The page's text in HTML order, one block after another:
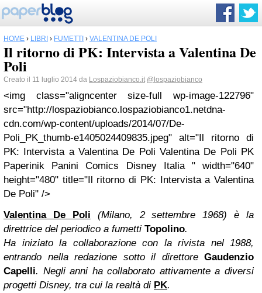
HOME › LIBRI › FUMETTI › VALENTINA DE POLI
Il ritorno di PK: Intervista a Valentina De
Poli
Creato il 11 luglio 2014 da Lospaziobianco.it @lospaziobianco
<img class="aligncenter size-full wp-image-122796"
src="http://lospaziobianco.lospaziobianco1.netdna-
cdn.com/wp-content/uploads/2014/07/De-
Poli_PK_thumb-e1405024409835.jpeg" alt="Il ritorno di
PK: Intervista a Valentina De Poli Valentina De Poli PK
Paperinik Panini Comics Disney Italia " width="640"
height="480" title="Il ritorno di PK: Intervista a Valentina
De Poli" />
Valentina De Poli
(Milano, 2 settembre 1968) è la
direttrice del periodico a fumetti Topolino.
Ha iniziato la collaborazione con la rivista nel 1988,
entrando nella redazione sotto il direttore Gaudenzio
Capelli. Negli anni ha collaborato attivamente a diversi
progetti Disney, tra cui la realtà di PK.